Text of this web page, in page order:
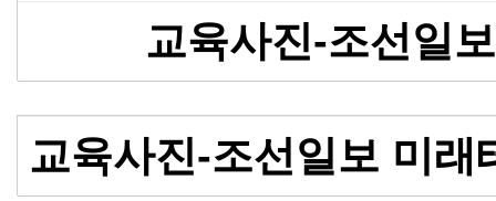
교육사진-조선일
교육사진-조선일보 미